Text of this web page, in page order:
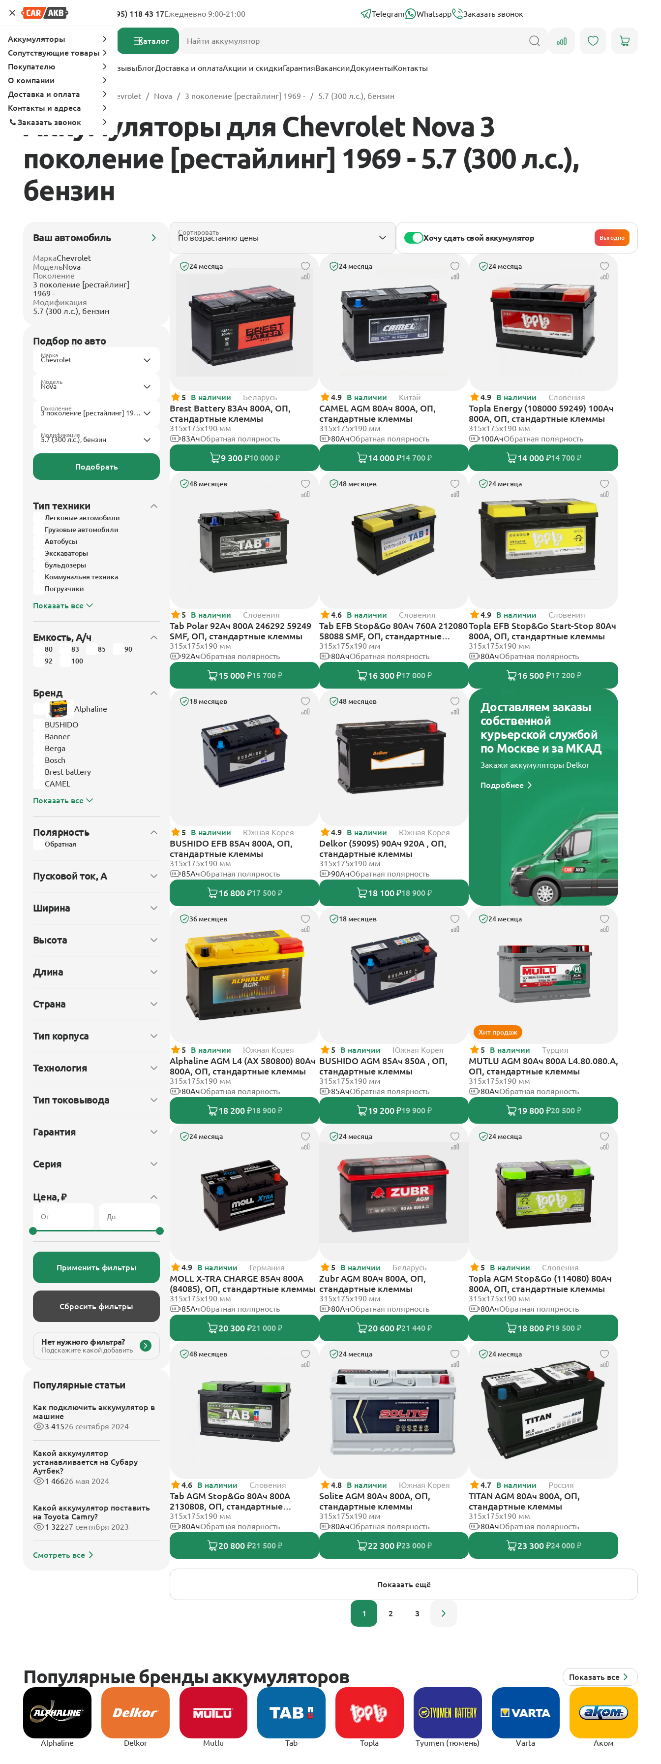
Адреса магазинов 8 (495) 118 43 17Ежедневно 9:00-21:00 Telegram Whatsapp Заказать звонок
Каталог
Услуги Вопрос-ответ ОтзывыБлогДоставка и оплатаАкции и скидкиГарантияВакансииДокументыКонтакты
Главная Каталог Chevrolet Nova 3 поколение [рестайлинг] 1969 - 5.7 (300 л.с.), бензин
Аккумуляторы для Chevrolet Nova 3
поколение [рестайлинг] 1969 - 5.7 (300 л.с.),
бензин
Ваш автомобиль
МаркаChevrolet
МодельNova
Поколение
3 поколение [рестайлинг]
1969 -
Модификация
5.7 (300 л.с.), бензин
Подбор по авто
Марка
Модель
Поколение
Модификация
Подобрать
Тип техники
Легковые автомобили
Грузовые автомобили
Автобусы
Экскаваторы
Бульдозеры
Коммунальня техника
Погрузчики
Показать все
Емкость, А/ч
80 83 85
90
92
100
Бренд
Alphaline
BUSHIDO
Banner
Berga
Bosch
Brest battery
CAMEL
Показать все
Полярность
Обратная
Пусковой ток, А
Ширина
Высота
Длина
Страна
Тип корпуса
Технология
Тип токовывода
Гарантия
Серия
Цена, ₽
Применить фильтры
Сбросить фильтры
Нет нужного фильтра?
Подскажите какой добавить
Популярные статьи
Как подключить аккумулятор в
машине
3 41526 сентября 2024
Какой аккумулятор
устанавливается на Субару
Аутбек?
1 46626 мая 2024
Какой аккумулятор поставить
на Toyota Camry?
1 32227 сентября 2023
Смотреть все
Сортировать
Хочу сдать свой аккумулятор Выгодно
24 месяца
5 В наличии Беларусь
Brest Battery 83Ач 800А, ОП,
стандартные клеммы
315x175x190 мм
83АчОбратная полярность
9 300 ₽10 000 ₽
24 месяца
4.9 В наличии Китай
CAMEL AGM 80Ач 800А, ОП,
стандартные клеммы
315x175x190 мм
80АчОбратная полярность
14 000 ₽14 700 ₽
24 месяца
4.9 В наличии Словения
Topla Energy (108000 59249) 100Ач
800А, ОП, стандартные клеммы
315x175x190 мм
100АчОбратная полярность
14 000 ₽14 700 ₽
48 месяцев
5 В наличии Словения
Tab Polar 92Ач 800А 246292 59249
SMF, ОП, стандартные клеммы
315x175x190 мм
92АчОбратная полярность
15 000 ₽15 700 ₽
48 месяцев
4.6 В наличии Словения
Tab EFB Stop&Go 80Ач 760А 212080
58088 SMF, ОП, стандартные
клеммы
315x175x190 мм
80АчОбратная полярность
16 300 ₽17 000 ₽
24 месяца
4.9 В наличии Словения
Topla EFB Stop&Go Start-Stop 80Ач
800А, ОП, стандартные клеммы
315x175x190 мм
80АчОбратная полярность
16 500 ₽17 200 ₽
18 месяцев
5 В наличии Южная Корея
BUSHIDO EFB 85Ач 800А, ОП,
стандартные клеммы
315x175x190 мм
85АчОбратная полярность
16 800 ₽17 500 ₽
48 месяцев
4.9 В наличии Южная Корея
Delkor (59095) 90Ач 920А , ОП,
стандартные клеммы
315x175x190 мм
90АчОбратная полярность
18 100 ₽18 900 ₽
Доставляем заказы
собственной
курьерской службой
по Москве и за МКАД
Закажи аккумуляторы Delkor
Подробнее
36 месяцев
5 В наличии Южная Корея
Alphaline AGM L4 (AX 580800) 80Ач
800А, ОП, стандартные клеммы
315х175х190 мм
80АчОбратная полярность
18 200 ₽18 900 ₽
18 месяцев
5 В наличии Южная Корея
BUSHIDO AGM 85Ач 850А , ОП,
стандартные клеммы
315x175x190 мм
85АчОбратная полярность
19 200 ₽19 900 ₽
24 месяца
Хит продаж
5 В наличии Турция
MUTLU AGM 80Ач 800A L4.80.080.A,
ОП, стандартные клеммы
315x175x190 мм
80АчОбратная полярность
19 800 ₽20 500 ₽
24 месяца
4.9 В наличии Германия
MOLL X-TRA CHARGE 85Ач 800А
(84085), ОП, стандартные клеммы
315x175x190 мм
85АчОбратная полярность
20 300 ₽21 000 ₽
24 месяца
5 В наличии Беларусь
Zubr AGM 80Ач 800А, ОП,
стандартные клеммы
315x175x190 мм
80АчОбратная полярность
20 600 ₽21 440 ₽
24 месяца
5 В наличии Словения
Topla AGM Stop&Go (114080) 80Ач
800А, ОП, стандартные клеммы
315x175x190 мм
80АчОбратная полярность
18 800 ₽19 500 ₽
48 месяцев
4.6 В наличии Словения
Tab AGM Stop&Go 80Ач 800А
2130808, ОП, стандартные
клеммы
315x175x190 мм
80АчОбратная полярность
20 800 ₽21 500 ₽
24 месяца
4.8 В наличии Южная Корея
Solite AGM 80Ач 800А, ОП,
стандартные клеммы
315x175x190 мм
80АчОбратная полярность
22 300 ₽23 000 ₽
24 месяца
4.7 В наличии Россия
TITAN AGM 80Ач 800А, ОП,
стандартные клеммы
315x175x190 мм
80АчОбратная полярность
23 300 ₽24 000 ₽
Показать ещё
1 2 3
Alphaline Delkor Mutlu Tab Topla Tyumen (тюмень) Varta Аком
Аккумуляторы
Сопутствующие товары
Покупателю
О компании
Доставка и оплата
Контакты и адреса
Заказать звонок